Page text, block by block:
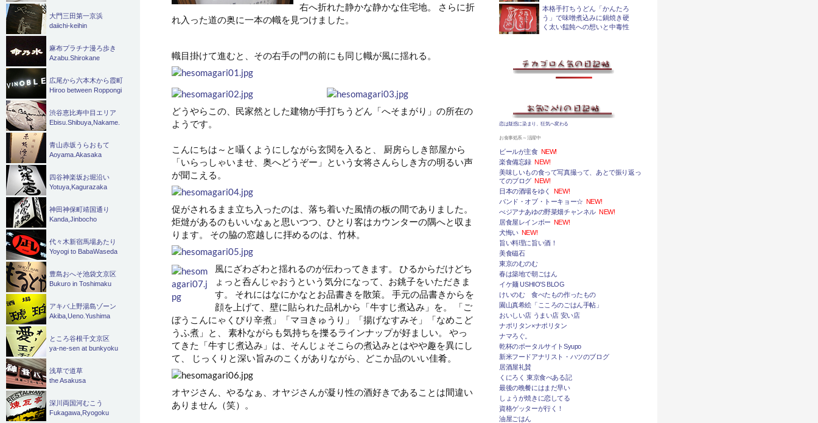
右へ折れた静かな静かな住宅地。 さらに折
れ入った道の奥に一本の幟を見つけました。
幟目掛けて進むと、その右手の門の前にも同じ幟が風に揺れる。
どうやらこの、民家然とした建物が手打ちうどん「へそまがり」の所在の
ようです。
こんにちは～と囁くようにしながら玄関を入ると、 厨房らしき部屋から
「いらっしゃいませ、奥へどうぞー」という女将さんらしき方の明るい声
が聞こえる。
促がされるまま立ち入ったのは、落ち着いた風情の板の間でありました。
炬燵があるのもいいなぁと思いつつ、ひとり客はカウンターの隅へと収ま
ります。 その脇の窓越しに拝めるのは、竹林。
風にざわざわと揺れるのが伝わってきます。ひるからだけどち
ょっと呑んじゃおうという気分になって、お銚子をいただきま
す。 それにはなにかなとお品書きを散策。 手元の品書きからを
顔を上げて、壁に貼られた品札から「牛すじ煮込み」を。 「ご
ぼうこんにゃくぴり辛煮」「マヨきゅうり」「揚げなすみそ」「なめこど
うふ煮」と、 素朴ながらも気持ちを擽るラインナップが好ましい。 やっ
てきた「牛すじ煮込み」は、そんじょそこらの煮込みとはやや趣を異にし
て、 じっくりと深い旨みのこくがありながら、どこか品のいい佳肴。
オヤジさん、やるなぁ、オヤジさんが凝り性の酒好きであることは間違い
ありません（笑）。
本格手打ちうどん「かんたろ
う」で味噌煮込みに鍋焼き硬
く太い饂飩への想いと中毒性
恋は疑惑に染まり、狂気へ変わる
お食事処系～活躍中
ビールが主食 NEW!
楽食備忘録 NEW!
美味しいもの食って写真撮って、あとで振り返っ
てのブログ NEW!
日本の酒場をゆく
NEW!
バンド・オブ・トーキョー☆ NEW!
べジアナあゆの野菜畑チャンネル NEW!
居食屋レインボー NEW!
犬悔い NEW!
旨い料理に旨い酒！
美食磁石
東京のむのむ
春は築地で朝ごはん
イケ麺 USHIO'S BLOG
けいのむ 食べたもの作ったもの
園山真希絵「こころのごはん手帖」
おいしい店 うまい店 安い店
ナポリタン×ナポリタン
ナマろぐ。
乾杯のポータルサイトSyupo
新米フードアナリスト・ハツのブログ
居酒屋礼賛
くにろく 東京食べある記
最後の晩餐にはまだ早い
しょうが焼きに恋してる
資格ゲッターが行く！
油屋ごはん
大門三田第一京浜
daiichi-keihin
麻布プラチナ漫ろ歩き
Azabu.Shirokane
広尾から六本木から霞町
Hiroo between Roppongi
渋谷恵比寿中目エリア
Ebisu.Shibuya,Nakame.
青山赤坂うらおもて
Aoyama.Akasaka
四谷神楽坂お堀沿い
Yotuya,Kagurazaka
神田神保町靖国通り
Kanda,Jinbocho
代々木新宿馬場あたり
Yoyogi to BabaWaseda
豊島おへそ池袋文京区
Bukuro in Toshimaku
アキバ上野湯島ゾーン
Akiba,Ueno.Yushima
ところ谷根千文京区
ya-ne-sen at bunkyoku
浅草で道草
the Asakusa
深川両国河むこう
Fukagawa,Ryogoku